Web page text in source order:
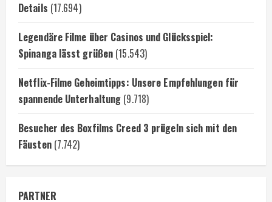
Details (17.694)
Legendäre Filme über Casinos und Glücksspiel:
Spinanga lässt grüßen (15.543)
Netflix-Filme Geheimtipps: Unsere Empfehlungen für
spannende Unterhaltung (9.718)
Besucher des Boxfilms Creed 3 prügeln sich mit den
Fäusten (7.742)
PARTNER